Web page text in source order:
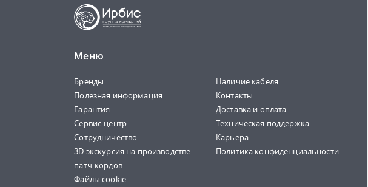
Меню
Бренды
Наличие кабеля
Полезная информация
Контакты
Гарантия
Доставка и оплата
Сервис-центр
Техническая поддержка
Сотрудничество
Карьера
3D экскурсия на производстве
патч-кордов
Политика конфиденциальности
Файлы cookie